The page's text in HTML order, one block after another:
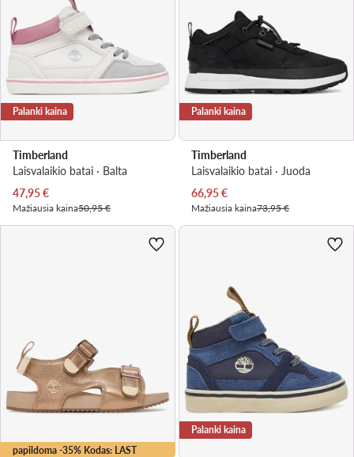
Palanki kaina
Timberland
Laisvalaikio batai · Balta
Dabartinė kaina
47,95€
Mažiausia kaina50,95 €
Palanki kaina
Timberland
Laisvalaikio batai · Juoda
Dabartinė kaina
66,95€
Mažiausia kaina73,95 €
papildoma -35% Kodas: LAST
Palanki kaina